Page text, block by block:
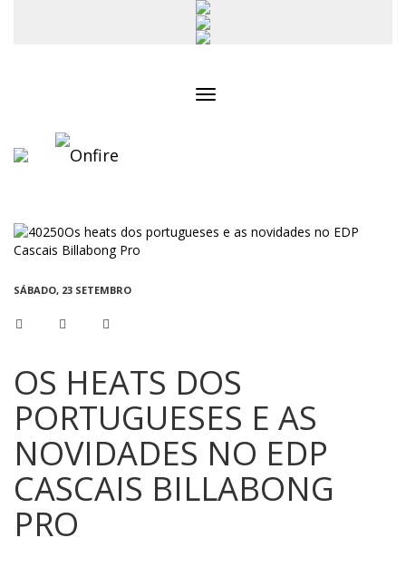
SÁBADO, 23 SETEMBRO
OS HEATS DOS
PORTUGUESES E AS
NOVIDADES NO EDP
CASCAIS BILLABONG
PRO